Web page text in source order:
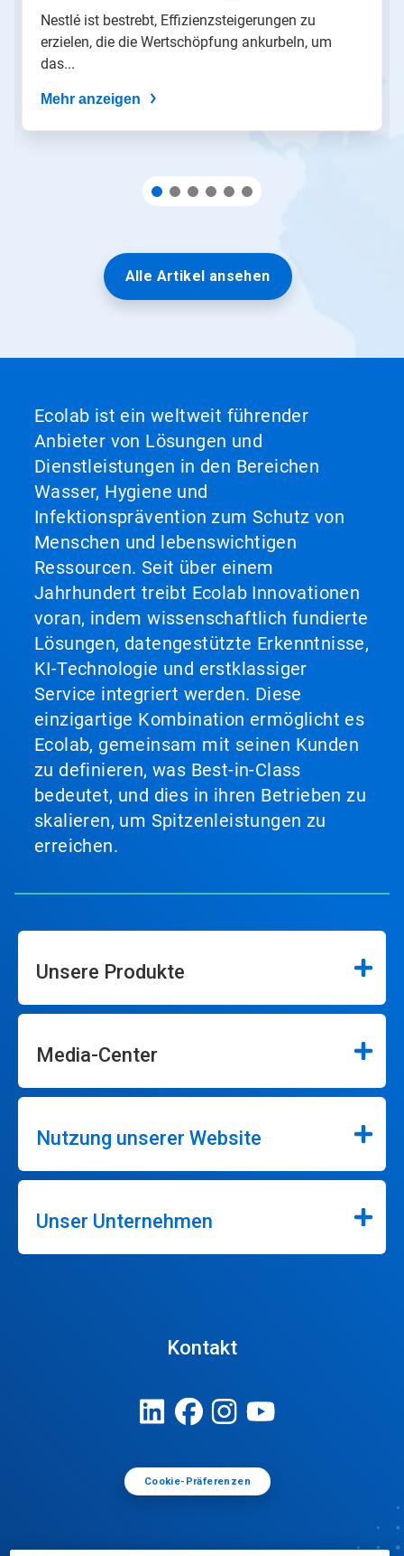
Folien-
Punkten
Nestlé ist bestrebt, Effizienzsteigerungen zu
erzielen, die die Wertschöpfung ankurbeln, um
das...
Mehr anzeigen
Alle Artikel ansehen
Ecolab ist ein weltweit führender
Anbieter von Lösungen und
Dienstleistungen in den Bereichen
Wasser, Hygiene und
Infektionsprävention zum Schutz von
Menschen und lebenswichtigen
Ressourcen. Seit über einem
Jahrhundert treibt Ecolab Innovationen
voran, indem wissenschaftlich fundierte
Lösungen, datengestützte Erkenntnisse,
KI-Technologie und erstklassiger
Service integriert werden. Diese
einzigartige Kombination ermöglicht es
Ecolab, gemeinsam mit seinen Kunden
zu definieren, was Best-in-Class
bedeutet, und dies in ihren Betrieben zu
skalieren, um Spitzenleistungen zu
erreichen.
Unsere Produkte
Media-Center
Nutzung unserer Website
Unser Unternehmen
Kontakt
Cookie-Präferenzen